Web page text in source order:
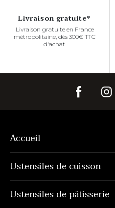
Livraison gratuite*
Livraison gratuite en France
métropolitaine, dès 300€ TTC
d'achat.
Accueil
Ustensiles de cuisson
Ustensiles de pâtisserie